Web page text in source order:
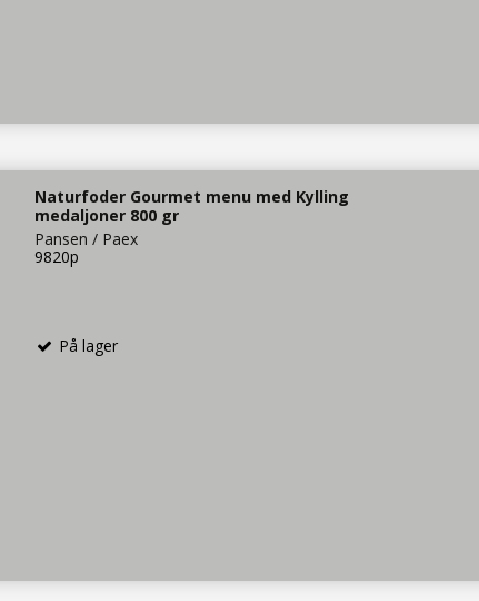
Naturfoder Gourmet menu med Kylling
medaljoner 800 gr
Pansen / Paex
9820p
På lager